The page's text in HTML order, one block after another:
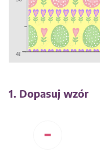
1. Dopasuj wzór
-